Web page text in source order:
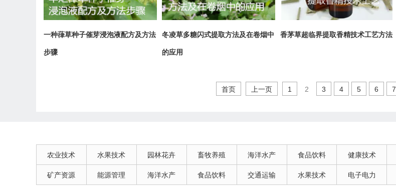
一种葎草种子催芽浸泡液配方及方法
步骤
冬凌草多糖闪式提取方法及在卷烟中
的应用
香茅草超临界提取香精技术工艺方法
首页 上一页 1 2 3 4 5 6 7
农业技术 水果技术 园林花卉 畜牧养殖 海洋水产 食品饮料 健康技术
矿产资源 能源管理 海洋水产 食品饮料 交通运输 水果技术 电子电力